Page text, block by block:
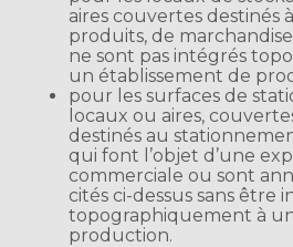
aires couvertes destinés
produits, de
ne sont pas intégrés
un établissement de
pour les surfaces de
locaux ou aires,
destinés au
qui font l’objet d’une
commerciale ou sont
cités ci-dessus sans être
topographiquement à
production.